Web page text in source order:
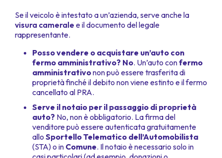
Se il veicolo è intestato a un’azienda, serve anche la
visura camerale e il documento del legale
rappresentante.
Posso vendere o acquistare un’auto con
fermo amministrativo? No. Un’auto confermo
amministrativonon può essere trasferita di
proprietà finché il debito non viene estinto e il fermo
cancellato al PRA.
Serve il notaio per il passaggio di proprietà
auto? No, non è obbligatorio. La firma del
venditore può essere autenticata gratuitamente
allo Sportello Telematico dell’Automobilista
(STA) o in Comune. Il notaio è necessario solo in